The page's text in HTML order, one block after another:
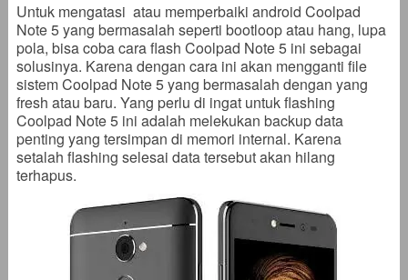
Untuk mengatasi atau memperbaiki android Coolpad
Note 5 yang bermasalah seperti bootloop atau hang, lupa
pola, bisa coba cara flash Coolpad Note 5 ini sebagai
solusinya. Karena dengan cara ini akan mengganti file
sistem Coolpad Note 5 yang bermasalah dengan yang
fresh atau baru. Yang perlu di ingat untuk flashing
Coolpad Note 5 ini adalah melekukan backup data
penting yang tersimpan di memori internal. Karena
setalah flashing selesai data tersebut akan hilang
terhapus.